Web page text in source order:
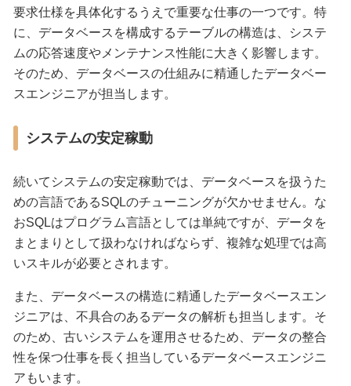
要求仕様を具体化するうえで重要な仕事の一つです。特
に、データベースを構成するテーブルの構造は、システ
ムの応答速度やメンテナンス性能に大きく影響します。
そのため、データベースの仕組みに精通したデータベー
スエンジニアが担当します。
システムの安定稼動
続いてシステムの安定稼動では、データベースを扱うた
めの言語であるSQLのチューニングが欠かせません。な
おSQLはプログラム言語としては単純ですが、データを
まとまりとして扱わなければならず、複雑な処理では高
いスキルが必要とされます。
また、データベースの構造に精通したデータベースエン
ジニアは、不具合のあるデータの解析も担当します。そ
のため、古いシステムを運用させるため、データの整合
性を保つ仕事を長く担当しているデータベースエンジニ
アもいます。